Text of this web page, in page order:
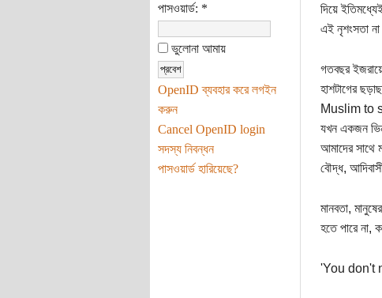
পাসওয়ার্ড: *
ভুলোনা আমায়
OpenID ব্যবহার করে লগইন
করুন
Cancel OpenID login
সদস্য নিবন্ধন
পাসওয়ার্ড হারিয়েছে?
দিয়ে
এই নৃশংসতা
গতবছর
হাশটাগের
Muslim to
যখন একজন
আমাদের সাথে
বৌদ্ধ,
মানবতা,
হতে পারে না,
'You don't